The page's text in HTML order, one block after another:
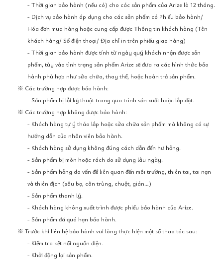
- Thời gian bảo hành (nếu có) cho các sản phẩm của Arize là 12 tháng.
- Dịch vụ bảo hành áp dụng cho các sản phẩm có Phiếu bảo hành/
Hóa đơn mua hàng hoặc cung cấp được Thông tin khách hàng (Tên
khách hàng/ Số điện thoại/ Địa chỉ in trên phiếu giao hàng)
- Thời gian bảo hành được tính từ ngày quý khách nhận được sản
phẩm, tùy vào tình trạng sản phẩm Arize sẽ đưa ra các hình thức bảo
hành phù hợp như sửa chữa, thay thế, hoặc hoàn trả sản phẩm.
※ Các trường hợp được bảo hành:
- Sản phẩm bị lỗi kỹ thuật trong qua trình sản xuất hoặc lắp đặt.
※ Các trường hợp không được bảo hành:
- Khách hàng tự ý tháo lắp hoặc sửa chữa sản phẩm mà không có sự
hướng dẫn của nhân viên bảo hành.
- Khách hàng sử dụng không đúng cách dẫn đến hư hỏng.
- Sản phẩm bị mòn hoặc rách do sử dụng lâu ngày.
- Sản phẩm hỏng do vấn đề liên quan đến môi trường, thiên tai, tai nạn
và thiên địch (sâu bọ, côn trùng, chuột, gián…)
- Sản phẩm thanh lý.
- Khách hàng không xuất trình được phiếu bảo hành của Arize.
- Sản phẩm đã quá hạn bảo hành.
※ Trước khi liên hệ bảo hành vui lòng thực hiện một số thao tác sau:
- Kiểm tra kết nối nguồn điện.
- Khởi động lại sản phẩm.